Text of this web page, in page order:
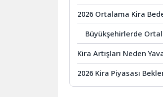
2026 Ortalama Kira
Büyükşehirlerde
Kira Artışları Neden
2026 Kira Piyasası